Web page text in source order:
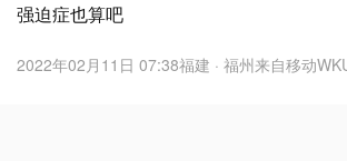
强迫症也算吧
2022年02月11日 07:38福建 · 福州来自移动